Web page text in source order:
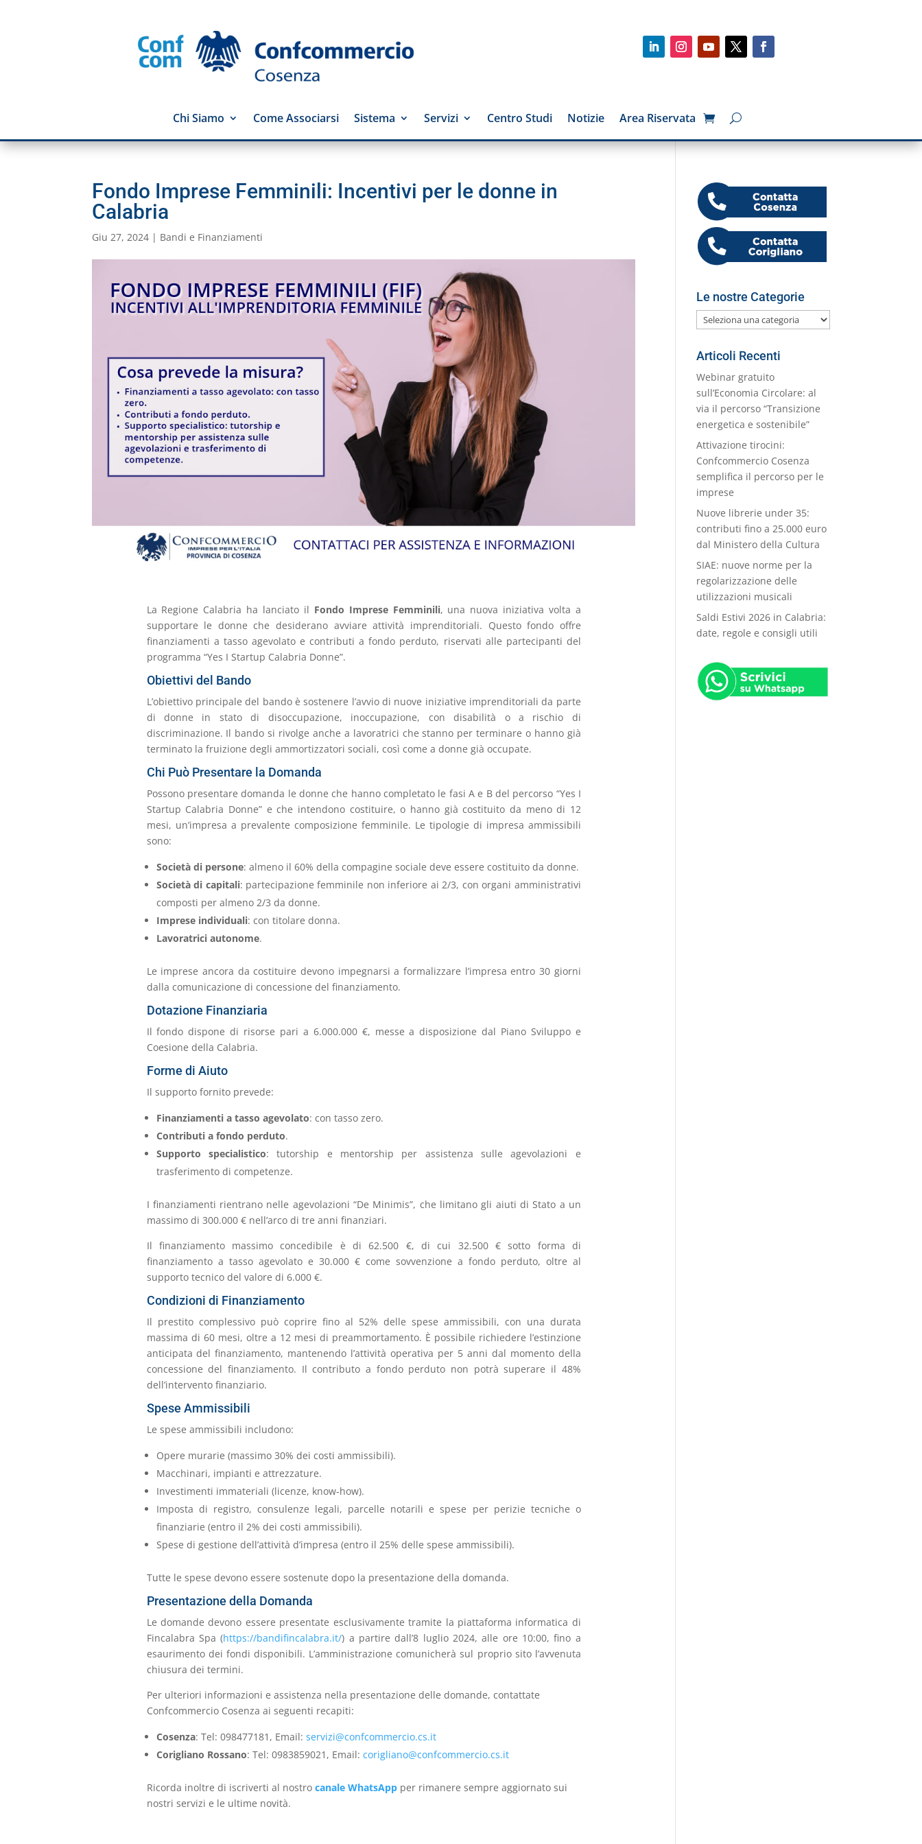
Chi Siamo Come Associarsi Sistema Servizi Centro Studi Notizie Area Riservata
Fondo Imprese Femminili: Incentivi per le donne in
Calabria
Giu 27, 2024 | Bandi e Finanziamenti
La Regione Calabria ha lanciato il Fondo Imprese Femminili, una nuova iniziativa volta a
supportare le donne che desiderano avviare attività imprenditoriali. Questo fondo offre
finanziamenti a tasso agevolato e contributi a fondo perduto, riservati alle partecipanti del
programma “Yes I Startup Calabria Donne”.
Obiettivi del Bando
L’obiettivo principale del bando è sostenere l’avvio di nuove iniziative imprenditoriali da parte
di donne in stato di disoccupazione, inoccupazione, con disabilità o a rischio di
discriminazione. Il bando si rivolge anche a lavoratrici che stanno per terminare o hanno già
terminato la fruizione degli ammortizzatori sociali, così come a donne già occupate.
Chi Può Presentare la Domanda
Possono presentare domanda le donne che hanno completato le fasi A e B del percorso “Yes I
Startup Calabria Donne” e che intendono costituire, o hanno già costituito da meno di 12
mesi, un’impresa a prevalente composizione femminile. Le tipologie di impresa ammissibili
sono:
Società di persone: almeno il 60% della compagine sociale deve essere costituito da donne.
Società di capitali: partecipazione femminile non inferiore ai 2/3, con organi amministrativi
composti per almeno 2/3 da donne.
Imprese individuali: con titolare donna.
Lavoratrici autonome.
Le imprese ancora da costituire devono impegnarsi a formalizzare l’impresa entro 30 giorni
dalla comunicazione di concessione del finanziamento.
Dotazione Finanziaria
Il fondo dispone di risorse pari a 6.000.000 €, messe a disposizione dal Piano Sviluppo e
Coesione della Calabria.
Forme di Aiuto
Il supporto fornito prevede:
Finanziamenti a tasso agevolato: con tasso zero.
Contributi a fondo perduto.
Supporto specialistico: tutorship e mentorship per assistenza sulle agevolazioni e
trasferimento di competenze.
I finanziamenti rientrano nelle agevolazioni “De Minimis”, che limitano gli aiuti di Stato a un
massimo di 300.000 € nell’arco di tre anni finanziari.
Il finanziamento massimo concedibile è di 62.500 €, di cui 32.500 € sotto forma di
finanziamento a tasso agevolato e 30.000 € come sovvenzione a fondo perduto, oltre al
supporto tecnico del valore di 6.000 €.
Condizioni di Finanziamento
Il prestito complessivo può coprire fino al 52% delle spese ammissibili, con una durata
massima di 60 mesi, oltre a 12 mesi di preammortamento. È possibile richiedere l’estinzione
anticipata del finanziamento, mantenendo l’attività operativa per 5 anni dal momento della
concessione del finanziamento. Il contributo a fondo perduto non potrà superare il 48%
dell’intervento finanziario.
Spese Ammissibili
Le spese ammissibili includono:
Opere murarie (massimo 30% dei costi ammissibili).
Macchinari, impianti e attrezzature.
Investimenti immateriali (licenze, know-how).
Imposta di registro, consulenze legali, parcelle notarili e spese per perizie tecniche o
finanziarie (entro il 2% dei costi ammissibili).
Spese di gestione dell’attività d’impresa (entro il 25% delle spese ammissibili).
Tutte le spese devono essere sostenute dopo la presentazione della domanda.
Presentazione della Domanda
Le domande devono essere presentate esclusivamente tramite la piattaforma informatica di
Fincalabra Spa (https://bandifincalabra.it/) a partire dall’8 luglio 2024, alle ore 10:00, fino a
esaurimento dei fondi disponibili. L’amministrazione comunicherà sul proprio sito l’avvenuta
chiusura dei termini.
Per ulteriori informazioni e assistenza nella presentazione delle domande, contattate
Confcommercio Cosenza ai seguenti recapiti:
Cosenza: Tel: 098477181, Email: servizi@confcommercio.cs.it
Corigliano Rossano: Tel: 0983859021, Email: corigliano@confcommercio.cs.it
Ricorda inoltre di iscriverti al nostro canale WhatsApp per rimanere sempre aggiornato sui
nostri servizi e le ultime novità.
Le nostre Categorie
Le
nostre
Categorie
Articoli Recenti
Webinar gratuito
sull’Economia Circolare: al
via il percorso “Transizione
energetica e sostenibile”
Attivazione tirocini:
Confcommercio Cosenza
semplifica il percorso per le
imprese
Nuove librerie under 35:
contributi fino a 25.000 euro
dal Ministero della Cultura
SIAE: nuove norme per la
regolarizzazione delle
utilizzazioni musicali
Saldi Estivi 2026 in Calabria:
date, regole e consigli utili